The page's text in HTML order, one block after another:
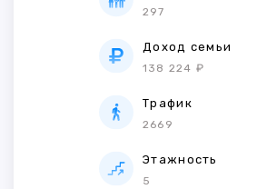
297
Доход семьи
138 224 ₽
Трафик
2669
Этажность
5